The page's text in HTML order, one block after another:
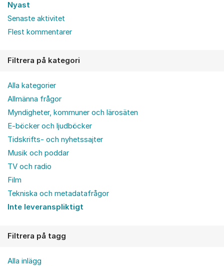
Nyast
Senaste aktivitet
Flest kommentarer
Filtrera på kategori
Alla kategorier
Allmänna frågor
Myndigheter, kommuner och lärosäten
E-böcker och ljudböcker
Tidskrifts- och nyhetssajter
Musik och poddar
TV och radio
Film
Tekniska och metadatafrågor
Inte leveranspliktigt
Filtrera på tagg
Alla inlägg